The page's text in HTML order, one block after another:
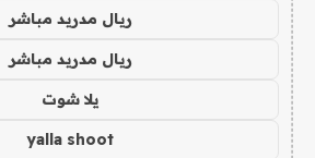
ريال مدريد مباشر
ريال مدريد مباشر
يلا شوت
yalla shoot